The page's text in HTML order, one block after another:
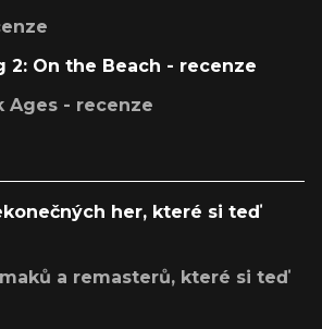
2: On the Beach - recenze
Ages - recenze
her, které si teď
a remasterů, které si teď